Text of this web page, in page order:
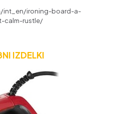
int_en/ironing-board-a-
calm-rustle/
IZDELKI